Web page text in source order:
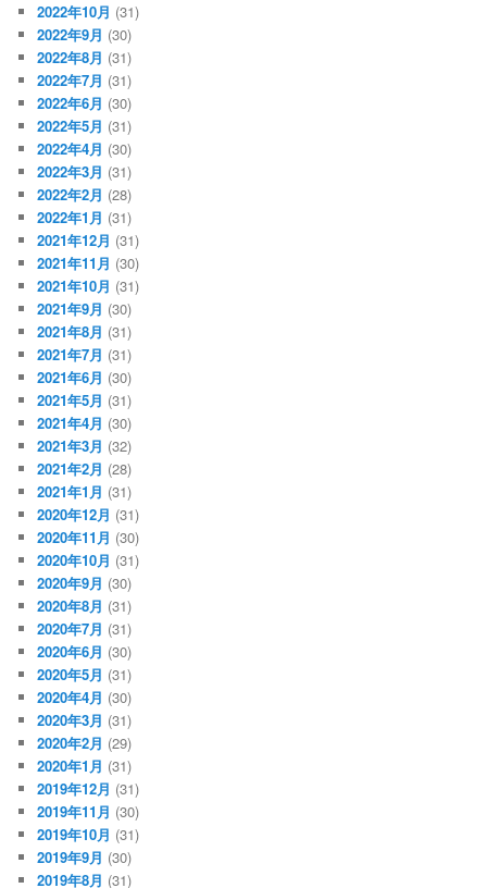
2022年10月 (31)
2022年9月 (30)
2022年8月 (31)
2022年7月 (31)
2022年6月 (30)
2022年5月 (31)
2022年4月 (30)
2022年3月 (31)
2022年2月 (28)
2022年1月 (31)
2021年12月 (31)
2021年11月 (30)
2021年10月 (31)
2021年9月 (30)
2021年8月 (31)
2021年7月 (31)
2021年6月 (30)
2021年5月 (31)
2021年4月 (30)
2021年3月 (32)
2021年2月 (28)
2021年1月 (31)
2020年12月 (31)
2020年11月 (30)
2020年10月 (31)
2020年9月 (30)
2020年8月 (31)
2020年7月 (31)
2020年6月 (30)
2020年5月 (31)
2020年4月 (30)
2020年3月 (31)
2020年2月 (29)
2020年1月 (31)
2019年12月 (31)
2019年11月 (30)
2019年10月 (31)
2019年9月 (30)
2019年8月 (31)